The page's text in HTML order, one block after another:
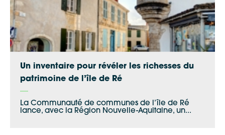
Un inventaire pour révéler les richesses du
patrimoine de l’île de Ré
La Communauté de communes de l’île de Ré
lance, avec la Région Nouvelle-Aquitaine, un...